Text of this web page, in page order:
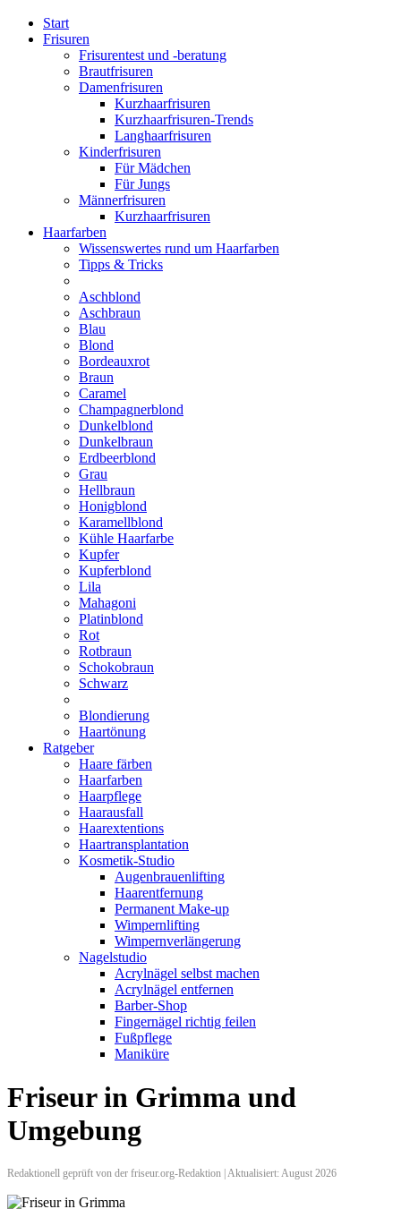
Start
Frisuren
Frisurentest und -beratung
Brautfrisuren
Damenfrisuren
Kurzhaarfrisuren
Kurzhaarfrisuren-Trends
Langhaarfrisuren
Kinderfrisuren
Für Mädchen
Für Jungs
Männerfrisuren
Kurzhaarfrisuren
Haarfarben
Wissenswertes rund um Haarfarben
Tipps & Tricks
Aschblond
Aschbraun
Blau
Blond
Bordeauxrot
Braun
Caramel
Champagnerblond
Dunkelblond
Dunkelbraun
Erdbeerblond
Grau
Hellbraun
Honigblond
Karamellblond
Kühle Haarfarbe
Kupfer
Kupferblond
Lila
Mahagoni
Platinblond
Rot
Rotbraun
Schokobraun
Schwarz
Blondierung
Haartönung
Ratgeber
Haare färben
Haarfarben
Haarpflege
Haarausfall
Haarextentions
Haartransplantation
Kosmetik-Studio
Augenbrauenlifting
Haarentfernung
Permanent Make-up
Wimpernlifting
Wimpernverlängerung
Nagelstudio
Acrylnägel selbst machen
Acrylnägel entfernen
Barber-Shop
Fingernägel richtig feilen
Fußpflege
Maniküre
Friseur in Grimma und
Umgebung
Redaktionell geprüft von der friseur.org-Redaktion | Aktualisiert: August 2026